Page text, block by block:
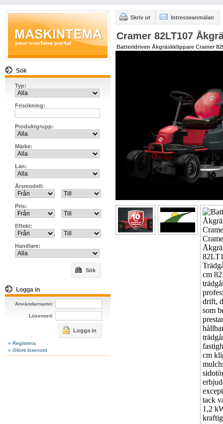
Sök
Typ:
Frisökning:
Produktgrupp:
Märke:
Län:
Årsmodell:
Pris:
Effekt:
Handlare:
Sök
Logga in
Användarnamn:
Lösenord:
Logga in
» Registrera
» Glömt lösenord
Skriv ut Intresseanmälan
Cramer 82LT107
Batteridriven Åkgräskklippare Cramer